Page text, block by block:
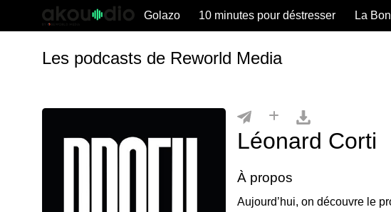
Golazo 10 minutes pour déstresser La
Les podcasts de Reworld Media
Léonard Corti
À propos
Aujourd’hui, on découvre le